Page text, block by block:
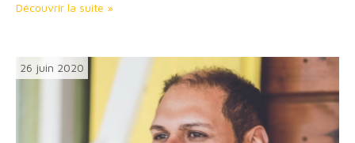
d’accrobranche Acroroc…
Découvrir la suite »
26 juin 2020